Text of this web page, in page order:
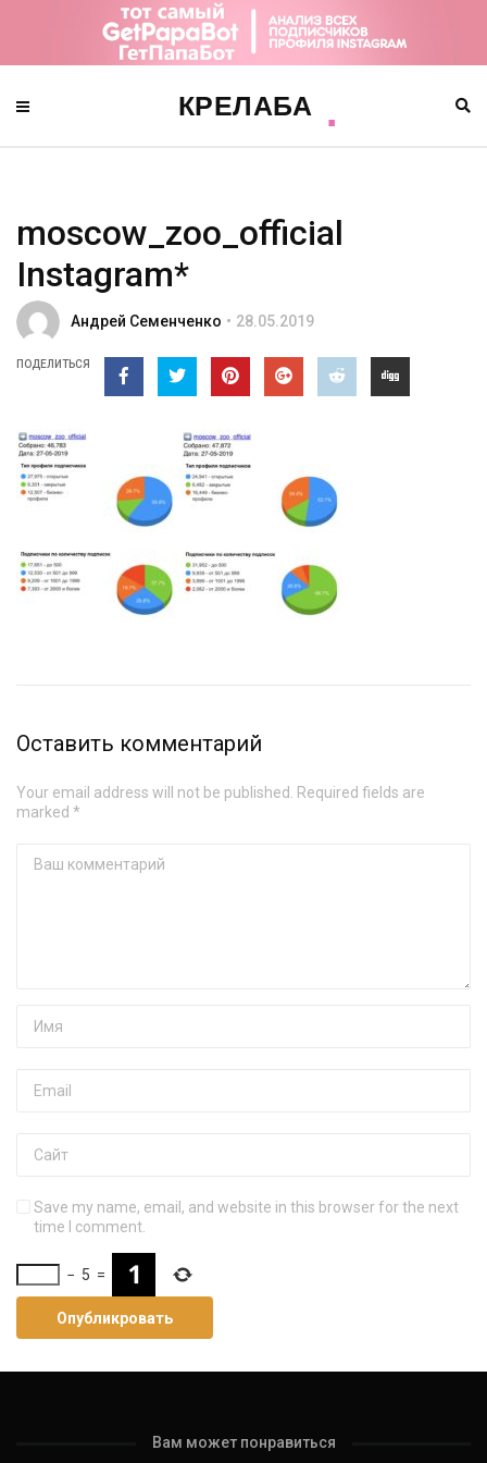
moscow_zoo_official
Instagram*
Андрей Семенченко 28.05.2019
ПОДЕЛИТЬСЯ
Оставить комментарий
Your email address will not be published. Required fields are
marked *
Save my name, email, and website in this browser for the next
time I comment.
− 5 =
Вам может понравиться